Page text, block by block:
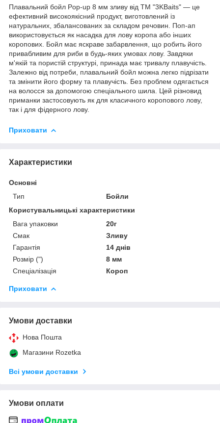
Плавальний бойл Pop-up 8 мм зливу від ТМ "3KBaits" — це
ефективний високоякісний продукт, виготовлений із
натуральних, збалансованих за складом речовин. Поп-ап
використовується як насадка для лову коропа або інших
коропових. Бойл має яскраве забарвлення, що робить його
привабливим для риби в будь-яких умовах лову. Завдяки
м'якій та пористій структурі, принада має тривалу плавучість.
Залежно від потреби, плавальний бойл можна легко підрізати
та змінити його форму та плавучість. Без проблем одягається
на волосся за допомогою спеціального шила. Цей різновид
приманки застосовують як для класичного коропового лову,
так і для фідерного лову.
Приховати
Характеристики
Основні
Тип
Бойли
Користувальницькі характеристики
Вага упаковки
20г
Смак
Зливу
Гарантія
14 днів
Розмір (")
8 мм
Спеціалізація
Короп
Приховати
Умови доставки
Нова Пошта
Магазини Rozetka
Всі умови доставки
Умови оплати